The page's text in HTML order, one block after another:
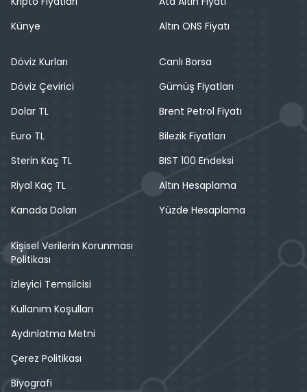
Künye
Altın ONS Fiyatı
Döviz Kurları
Döviz Çevirici
Dolar TL
Euro TL
Sterin Kaç TL
Riyal Kaç TL
Kanada Doları
Canlı Borsa
Gümüş Fiyatları
Brent Petrol Fiyatı
Bilezik Fiyatları
BIST 100 Endeksi
Altın Hesaplama
Yüzde Hesaplama
Kişisel Verilerin Korunması
Politikası
İzleyici Temsilcisi
Kullanım Koşulları
Aydınlatma Metni
Çerez Politikası
Biyografi